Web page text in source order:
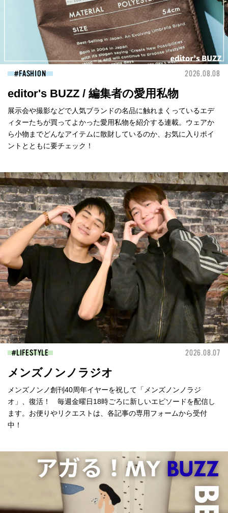
FASHION 2026.08.08
editor's BUZZ / 編集者の愛用私物
展示会や撮影などで人気ブランドの名品に触れまくっているエデ
ィターたちが買ってよかった愛用私物を紹介する連載。ウェアか
ら小物までどんなアイテムに散財しているのか、お気に入りポイ
ントとともに要チェック！
LIFESTYLE 2026.08.07
メンズノンノラジオ
メンズノンノ創刊40周年イヤーを祝して「メンズノンノラジ
オ」、復活！ 毎週金曜日18時ごろに新しいエピソードを配信し
ます。お便りやリクエストは、各記事の専用フォームから受付
中！